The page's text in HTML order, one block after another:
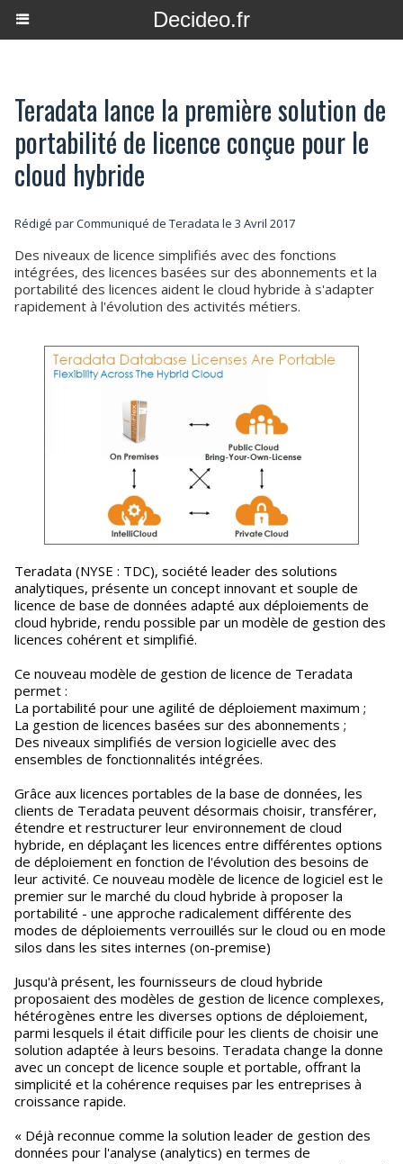
Decideo.fr
Teradata lance la première solution de
portabilité de licence conçue pour le
cloud hybride
Rédigé par Communiqué de Teradata le 3 Avril 2017
Des niveaux de licence simplifiés avec des fonctions
intégrées, des licences basées sur des abonnements et la
portabilité des licences aident le cloud hybride à s'adapter
rapidement à l'évolution des activités métiers.
Teradata (NYSE : TDC), société leader des solutions
analytiques, présente un concept innovant et souple de
licence de base de données adapté aux déploiements de
cloud hybride, rendu possible par un modèle de gestion des
licences cohérent et simplifié.
Ce nouveau modèle de gestion de licence de Teradata
permet :
La portabilité pour une agilité de déploiement maximum ;
La gestion de licences basées sur des abonnements ;
Des niveaux simplifiés de version logicielle avec des
ensembles de fonctionnalités intégrées.
Grâce aux licences portables de la base de données, les
clients de Teradata peuvent désormais choisir, transférer,
étendre et restructurer leur environnement de cloud
hybride, en déplaçant les licences entre différentes options
de déploiement en fonction de l'évolution des besoins de
leur activité. Ce nouveau modèle de licence de logiciel est le
premier sur le marché du cloud hybride à proposer la
portabilité - une approche radicalement différente des
modes de déploiements verrouillés sur le cloud ou en mode
silos dans les sites internes (on-premise)
Jusqu'à présent, les fournisseurs de cloud hybride
proposaient des modèles de gestion de licence complexes,
hétérogènes entre les diverses options de déploiement,
parmi lesquels il était difficile pour les clients de choisir une
solution adaptée à leurs besoins. Teradata change la donne
avec un concept de licence souple et portable, offrant la
simplicité et la cohérence requises par les entreprises à
croissance rapide.
« Déjà reconnue comme la solution leader de gestion des
données pour l'analyse (analytics) en termes de